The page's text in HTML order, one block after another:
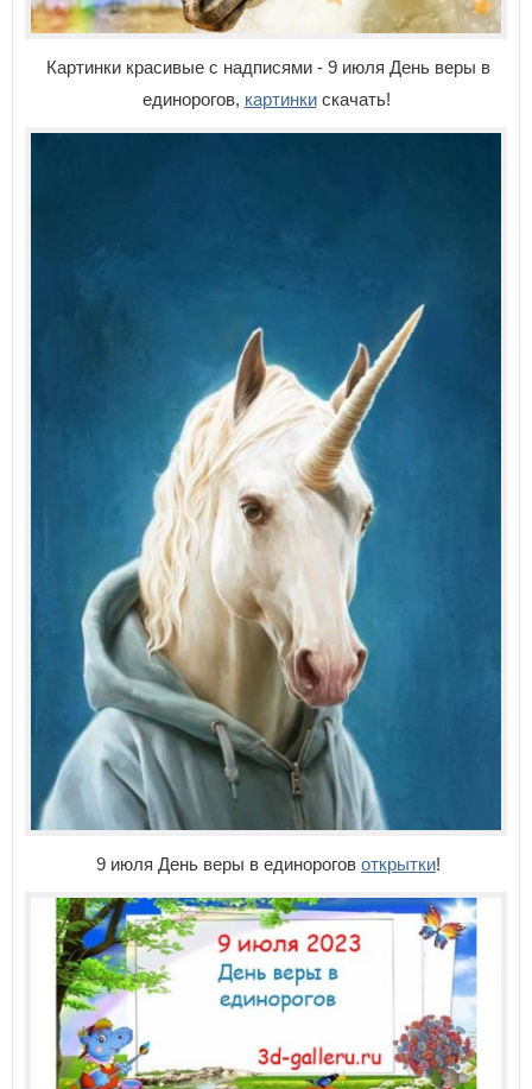
Картинки красивые с надписями - 9 июля День веры в
единорогов, картинкискачать!
9 июля День веры в единорогов открытки!